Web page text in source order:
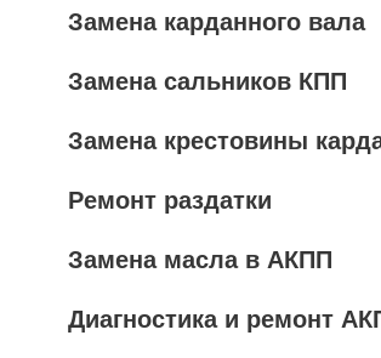
Замена карданного вала
Замена сальников КПП
Замена крестовины
Ремонт раздатки
Замена масла в АКПП
Диагностика и ремонт